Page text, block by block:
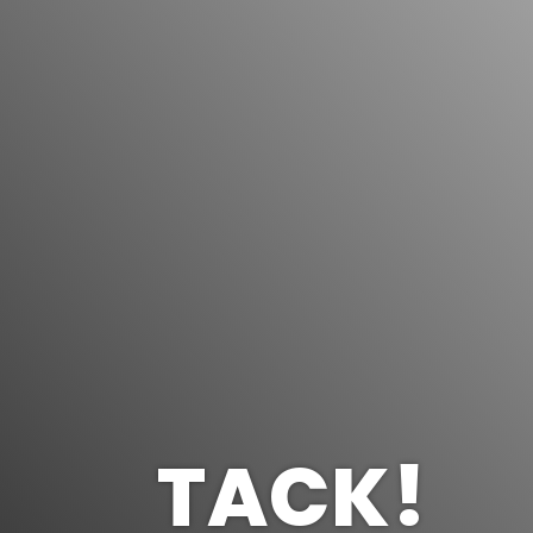
TACK!